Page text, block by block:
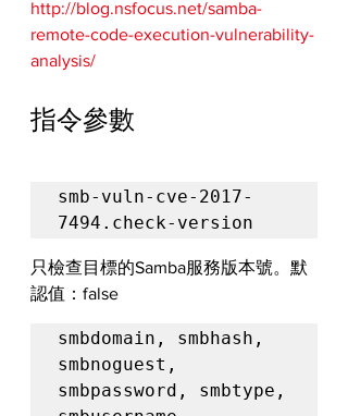
http://blog.nsfocus.net/samba-
remote-code-execution-vulnerability-
analysis/
指令參數
smb-vuln-cve-2017-
7494.check-version
只檢查目標的Samba服務版本號。默
認值：false
smbdomain, smbhash,
smbnoguest,
smbpassword, smbtype,